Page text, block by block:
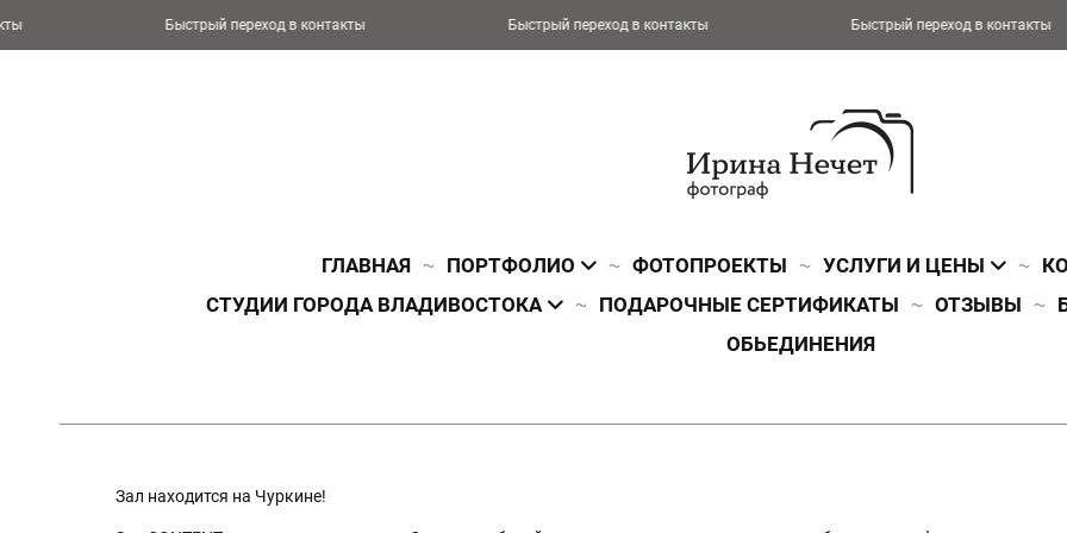
ГЛАВНАЯ ПОРТФОЛИО ФОТОПРОЕКТЫ УСЛУГИ И ЦЕНЫ
СТУДИИ ГОРОДА ВЛАДИВОСТОКА
ПОДАРОЧНЫЕ СЕРТИФИКАТЫ ОТЗЫВЫ
ОБЬЕДИНЕНИЯ
Зал находится на Чуркине!
Быстрый переход в контакты Быстрый переход в контакты Быстрый переход в контакты